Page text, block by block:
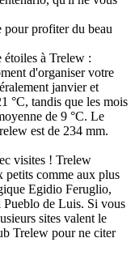
pour profiter du beau
étoiles à Trelew :
d'organiser votre
janvier et
°C, tandis que les mois
de 9 °C. Le
est de 234 mm.
visites ! Trelew
petits comme aux plus
Egidio Feruglio,
Pueblo de Luis. Si vous
sites valent le
Trelew pour ne citer